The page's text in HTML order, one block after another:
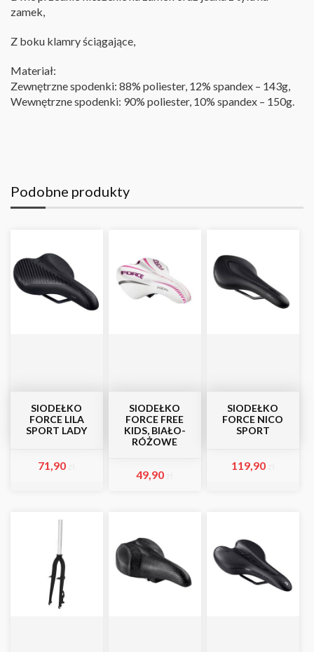
zamek,
Z boku klamry ściągające,
Materiał:
Zewnętrzne spodenki: 88% poliester, 12% spandex – 143g,
Wewnętrzne spodenki: 90% poliester, 10% spandex – 150g.
Podobne produkty
SIODEŁKO
FORCE LILA
SPORT LADY
71,90
SIODEŁKO
FORCE FREE
KIDS, BIAŁO-
RÓŻOWE
49,90
SIODEŁKO
FORCE NICO
SPORT
119,90